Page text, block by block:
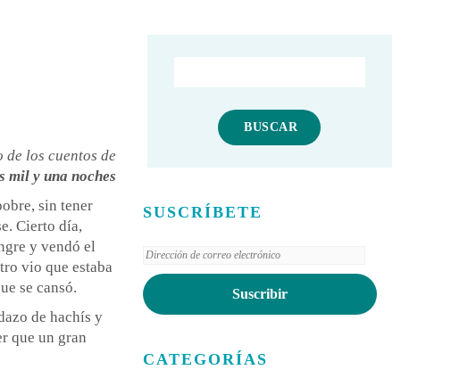
de los cuentos de
mil y una noches
sin tener
Cierto día,
y vendó el
vio que estaba
se cansó.
de hachís y
que un gran
SUSCRÍBETE
Dirección
de
correo
electrónico
Suscribir
CATEGORÍAS